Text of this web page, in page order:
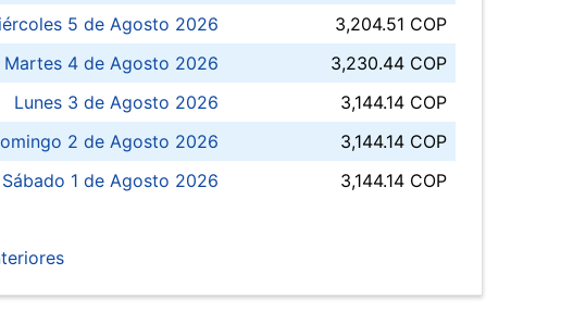
5 de Agosto 2026
3,204.51 COP
Martes 4 de Agosto 2026
3,230.44 COP
Lunes 3 de Agosto 2026
3,144.14 COP
2 de Agosto 2026
3,144.14 COP
Sábado 1 de Agosto 2026
3,144.14 COP